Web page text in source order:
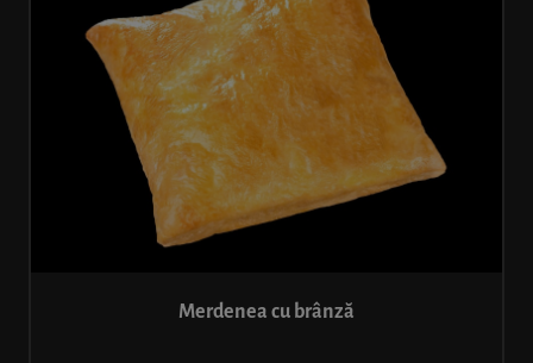
Merdenea cu brânză